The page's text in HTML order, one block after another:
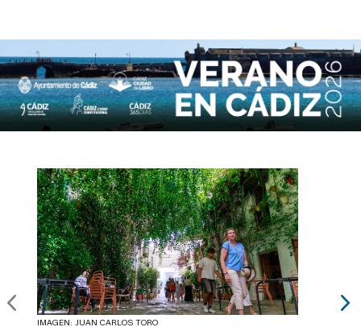
IMAGEN: JUAN CARLOS TORO